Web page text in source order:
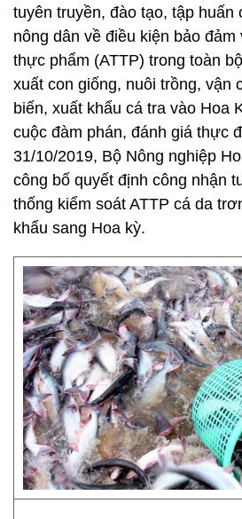
tuyên truyền, đào tạo, tập huấn
nông dân về điều kiện bảo đảm
thực phẩm (ATTP) trong toàn
xuất con giống, nuôi trồng, vận
biến, xuất khẩu cá tra vào Hoa
cuộc đàm phán, đánh giá thực
31/10/2019, Bộ Nông nghiệp
công bố quyết định công nhận
thống kiểm soát ATTP cá da
khẩu sang Hoa kỳ.